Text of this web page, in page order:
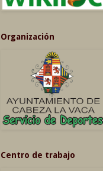
Organización
Centro de trabajo